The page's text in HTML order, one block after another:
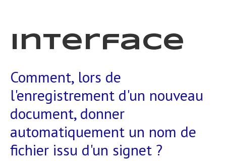
Interface
Comment, lors de
l'enregistrement d'un nouveau
document, donner
automatiquement un nom de
fichier issu d'un signet ?